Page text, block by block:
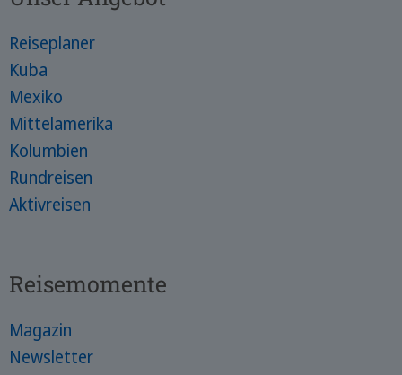
Reiseplaner
Kuba
Mexiko
Mittelamerika
Kolumbien
Rundreisen
Aktivreisen
Reisemomente
Magazin
Newsletter